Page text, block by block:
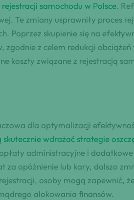
samochodu w Polsce.
Te zmiany usprawniły proces
Poprzez skupienie się na
z celem redukcji
koszty związane z rejestracją
dla optymalizacji
wdrażać strategie
administracyjne i
opóźnienie lub kary, dalszo
osoby mogą zapewnić,
alokowania finansów.